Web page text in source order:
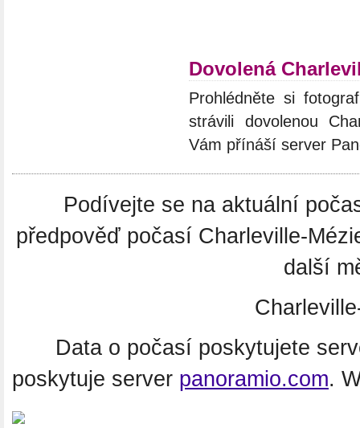
Dovolená
Prohlédněte si
strávili dovolenou
Vám přínáší server
Podívejte se na aktuální
předpověď počasí Charleville-
další
Data o počasí poskytujete
poskytuje server panoramio.com.